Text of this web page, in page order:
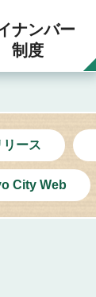
ナンバー
制度
リース
City Web